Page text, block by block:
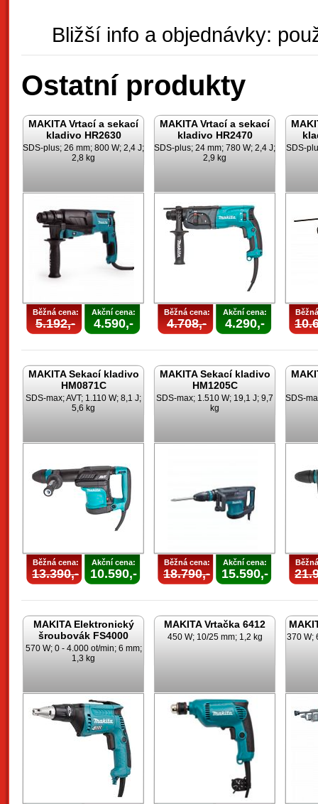
Bližší info a objednávky:
Ostatní produkty
MAKITA Vrtací a sekací
kladivo HR2630
SDS-plus; 26 mm; 800 W; 2,4 J;
2,8 kg
Běžná cena:
5.192,-
Akční cena:
4.590,-
MAKITA Vrtací a sekací
kladivo HR2470
SDS-plus; 24 mm; 780 W; 2,4 J;
2,9 kg
Běžná cena:
4.708,-
Akční cena:
4.290,-
SDS-
MAKITA Sekací kladivo
HM0871C
SDS-max; AVT; 1.110 W; 8,1 J;
5,6 kg
Běžná cena:
13.390,-
Akční cena:
10.590,-
MAKITA Sekací kladivo
HM1205C
SDS-max; 1.510 W; 19,1 J; 9,7
kg
Běžná cena:
18.790,-
Akční cena:
15.590,-
SDS-
MAKITA Elektronický
šroubovák FS4000
570 W; 0 - 4.000 ot/min; 6 mm;
1,3 kg
MAKITA Vrtačka 6412
450 W; 10/25 mm; 1,2 kg 370 W;